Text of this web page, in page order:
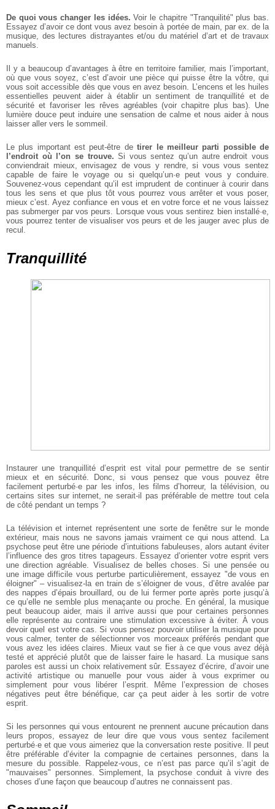
De quoi vous changer les idées.Voir le chapitre "Tranquilité" plus bas.
Essayez d’avoir ce dont vous avez besoin à portée de main, par ex. de la
musique, des lectures distrayantes et/ou du matériel d’art et de travaux
manuels.
Il y a beaucoup d’avantages à être en territoire familier, mais l’important,
où que vous soyez, c’est d’avoir une pièce qui puisse être la vôtre, qui
vous soit accessible dès que vous en avez besoin. L’encens et les huiles
essentielles peuvent aider à établir un sentiment de tranquillité et de
sécurité et favoriser les rêves agréables (voir chapitre plus bas). Une
lumière douce peut induire une sensation de calme et nous aider à nous
laisser aller vers le sommeil.
Le plus important est peut-être detirer le meilleur parti possible de
l’endroit où l’on se trouve.Si vous sentez qu’un autre endroit vous
conviendrait mieux, envisagez de vous y rendre, si vous vous sentez
capable de faire le voyage ou si quelqu’un·e peut vous y conduire.
Souvenez-vous cependant qu’il est imprudent de continuer à courir dans
tous les sens et que plus tôt vous pourrez vous arrêter et vous poser,
mieux c’est. Ayez confiance en vous et en votre force et ne vous laissez
pas submerger par vos peurs. Lorsque vous vous sentirez bien installé·e,
vous pourrez tenter de visualiser vos peurs et de les jauger avec plus de
recul.
Tranquillité
Instaurer une tranquillité d’esprit est vital pour permettre de se sentir
mieux et en sécurité. Donc, si vous pensez que vous pouvez être
facilement perturbé·e par les infos, les films d’horreur, la télévision, ou
certains sites sur internet, ne serait-il pas préférable de mettre tout cela
de côté pendant un temps ?
La télévision et internet représentent une sorte de fenêtre sur le monde
extérieur, mais nous ne savons jamais vraiment ce qui nous attend. La
psychose peut être une période d’intuitions fabuleuses, alors autant éviter
l’influence des gros titres tapageurs. Essayez d’orienter votre esprit vers
une direction agréable. Visualisez de belles choses. Si une pensée ou
une image difficile vous perturbe particulièrement, essayez "de vous en
éloigner" – visualisez-la en train de s’éloigner de vous, d’être avalée par
des nappes d’épais brouillard, ou de lui fermer porte après porte jusqu’à
ce qu’elle ne semble plus menaçante ou proche. En général, la musique
peut beaucoup aider, mais il arrive aussi que pour certaines personnes
elle représente au contraire une stimulation excessive à éviter. À vous
devoir quel est votre cas. Si vous pensez pouvoir utiliser la musique pour
vous calmer, tenter de sélectionner vos morceaux préférés pendant que
vous avez les idées claires. Mieux vaut se fier à ce que vous avez déjà
testé et apprécié plutôt que de laisser faire le hasard. La musique sans
paroles est aussi un choix relativement sûr. Essayez d’écrire, d’avoir une
activité artistique ou manuelle pour vous aider à vous exprimer ou
simplement pour vous libérer l’esprit. Même l’expression de choses
négatives peut être bénéfique, car ça peut aider à les sortir de votre
esprit.
Si les personnes qui vous entourent ne prennent aucune précaution dans
leurs propos, essayez de leur dire que vous vous sentez facilement
perturbé·e et que vous aimeriez que la conversation reste positive. Il peut
être préférable d’éviter la compagnie de certaines personnes, dans la
mesure du possible. Rappelez-vous, ce n’est pas parce qu’il s’agit de
"mauvaises" personnes. Simplement, la psychose conduit à vivre des
choses d’une façon que beaucoup d’autres ne connaissent pas.